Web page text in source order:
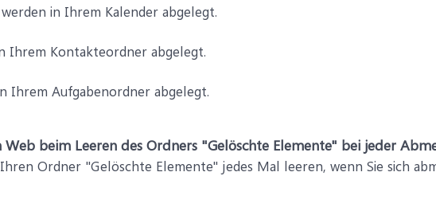
in Ihrem Kalender abgelegt.
Ihrem Kontakteordner abgelegt.
Ihrem Aufgabenordner abgelegt.
beim Leeren des Ordners "Gelöschte Elemente" bei jeder
Ordner "Gelöschte Elemente" jedes Mal leeren, wenn Sie sich